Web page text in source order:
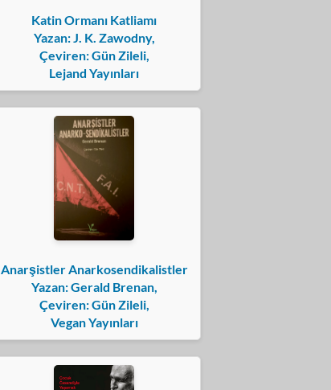
Katin Ormanı Katliamı
Yazan: J. K. Zawodny,
Çeviren: Gün Zileli,
Lejand Yayınları
Anarşistler Anarkosendikalistler
Yazan: Gerald Brenan,
Çeviren: Gün Zileli,
Vegan Yayınları